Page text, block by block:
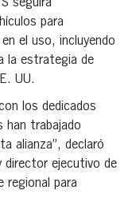
seguirá
para
el uso, incluyendo
la estrategia de
UU.
los dedicados
han trabajado
alianza”, declaró
director ejecutivo de
regional para